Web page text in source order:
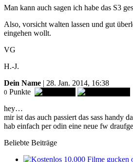
Man kann auch sagen ich habe das S3
Also, vorsicht walten lassen und gut
eingehen wollt.
VG
H.-J.
Dein Name | 28. Jan. 2014, 16:38
0 Punkte
hey…
mir ist das auch passiert das sass handy
hab einfach per odin eine neue fw
Beliebte Beiträge